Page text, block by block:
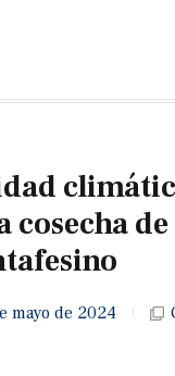
cosecha
mayo de 2024